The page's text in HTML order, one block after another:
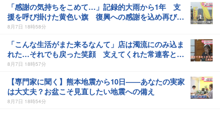
「感謝の気持ちをこめて…」記録的大雨から1年 支
援を呼び掛けた黄色い旗 復興への感謝を込め再び翻
る
8月7日 18時58分
「こんな生活がまた来るなんて」店は濁流にのみ込ま
れた…それでも戻った笑顔 支えてくれた常連客と迎
えた1年
8月7日 18時57分
【専門家に聞く】熊本地震から10日――あなたの実家
は大丈夫？お盆こそ見直したい地震への備え
8月7日 18時54分